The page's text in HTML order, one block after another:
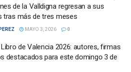
de la Valldigna regresan a sus
tras más de tres meses
MAYO 3, 2026 0
Libro de Valencia 2026: autores, firmas
destacados para este domingo 3 de